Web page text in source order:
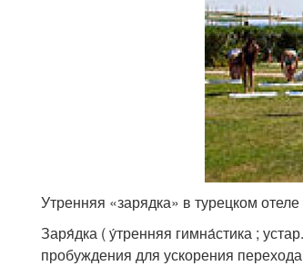
Утренняя «зарядка» в турецком отеле
Заря́дка ( у́тренняя гимна́стика ;
пробуждения для ускорения